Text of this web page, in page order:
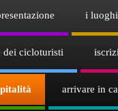
i luoghi
dei cicloturisti
arrivare in